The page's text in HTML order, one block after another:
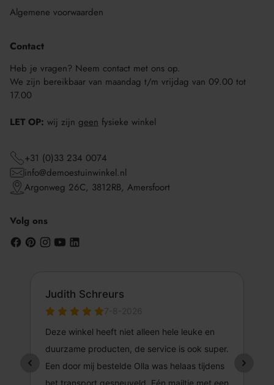
Algemene voorwaarden
Contact
Heb je vragen? Neem contact met ons op.
We zijn bereikbaar van maandag t/m vrijdag van 09.00 tot
17.00
LET OP: wij zijn geen fysieke winkel
+31 (0)33 234 0074
info@demoestuinwinkel.nl
Argonweg 26C, 3812RB, Amersfoort
Volg ons